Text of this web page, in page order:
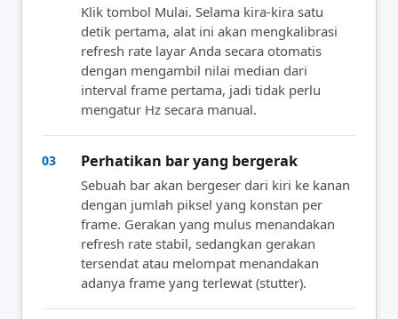
Klik tombol Mulai. Selama kira-kira satu
detik pertama, alat ini akan mengkalibrasi
refresh rate layar Anda secara otomatis
dengan mengambil nilai median dari
interval frame pertama, jadi tidak perlu
mengatur Hz secara manual.
03 Perhatikan bar yang bergerak
Sebuah bar akan bergeser dari kiri ke kanan
dengan jumlah piksel yang konstan per
frame. Gerakan yang mulus menandakan
refresh rate stabil, sedangkan gerakan
tersendat atau melompat menandakan
adanya frame yang terlewat (stutter).